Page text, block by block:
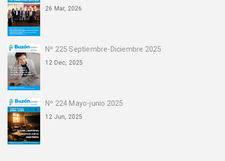
26 Mar, 2026
Nº 225 Septiembre-Diciembre 2025
12 Dec, 2025
Nº 224 Mayo-junio 2025
12 Jun, 2025